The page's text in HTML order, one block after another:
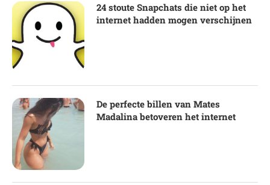
24 stoute Snapchats die niet op het
internet hadden mogen verschijnen
De perfecte billen van Mates
Madalina betoveren het internet